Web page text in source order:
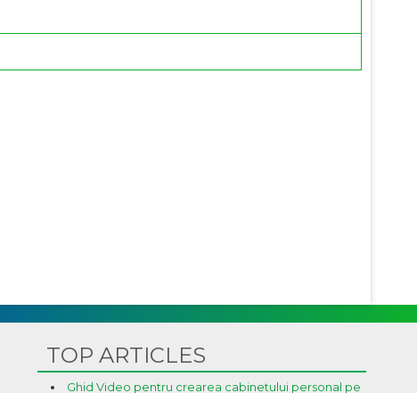
TOP ARTICLES
Ghid Video pentru crearea cabinetului personal pe